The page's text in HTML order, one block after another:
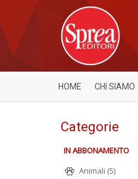
HOME CHI SIAMO
Categorie
IN ABBONAMENTO
Animali (5)